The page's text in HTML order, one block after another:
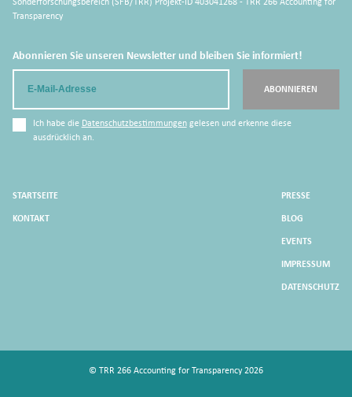
Transparency
Abonnieren Sie unseren Newsletter und bleiben Sie informiert!
Ich habe die Datenschutzbestimmungengelesen und erkenne diese
ausdrücklich an.
ABONNIEREN
STARTSEITE
KONTAKT
PRESSE
BLOG
EVENTS
IMPRESSUM
DATENSCHUTZ
© TRR 266 Accounting for Transparency 2026